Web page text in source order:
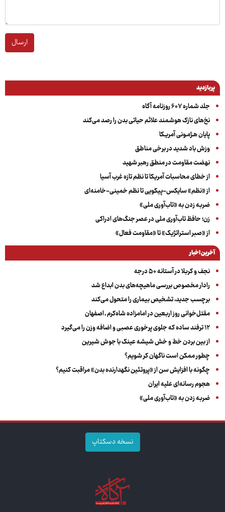
ارسال
پربازدید
جلد شماره ۶۰۷ روزنامه آگاه
نخ‌های نازک هوشمند علائم حیاتی بدن را رصد می‌کند
پایان هـژمـونی آمریـکا
وزش باد شدید در برخی مناطق
نهضت مقاومت در منطق رهبر شهید
از خطای محاسبات آمریکا تا نظم تازه غرب آسیا
از «نظم» سایکس-پیکویی تا نظم خمینی-خامنه‌ای
ضربه زدن به «تاب‌آوری ملی»
زن؛ حافظ تاب‌آوری ملی در عصر جنگ‌های ادراکی
از «صبر استراتژیک» تا «مقاومت فعال»
آخرین اخبار
نجف و کربلا در آستانه ۵۰ درجه
رادار مخصوص بررسی ماهیچه‌های بدن ابداع شد
برچسب جدید، تشخیص بیماری را متحول می‌کند
مقتل‌خوانی روز اربعین در امامزاده شاه‌کرم ـ اصفهان
۱۲ ترفند ساده که جلوی پرخوری عصبی و اضافه ‌وزن را می‌گیرد
از بین بردن خط و خش شیشه عینک با جوش شیرین
چطور ممکن است ناگهان کر شویم؟
چگونه با افزایش سن از «پروتئین نگهدارنده بدن» مراقبت کنیم؟
هجوم رسانه‌ای علیه ایران
ضربه زدن به «تاب‌آوری ملی»
نسخه دسکتاپ